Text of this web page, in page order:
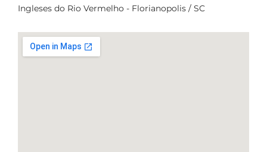
Ingleses do Rio Vermelho - Florianopolis / SC